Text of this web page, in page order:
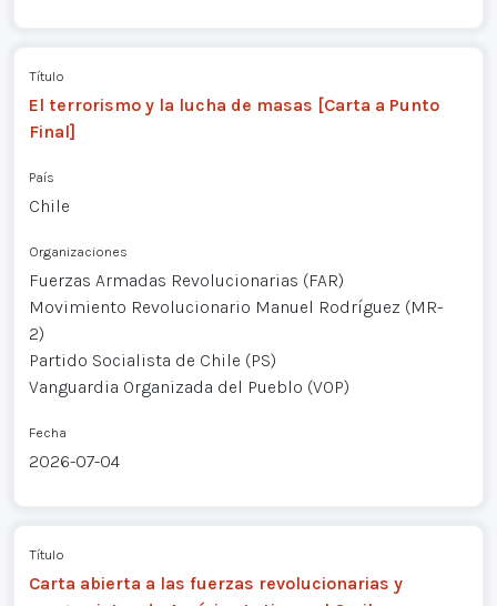
Título
El terrorismo y la lucha de masas [Carta a Punto
Final]
País
Chile
Organizaciones
Fuerzas Armadas Revolucionarias (FAR)
Movimiento Revolucionario Manuel Rodríguez (MR-
2)
Partido Socialista de Chile (PS)
Vanguardia Organizada del Pueblo (VOP)
Fecha
2026-07-04
Título
Carta abierta a las fuerzas revolucionarias y